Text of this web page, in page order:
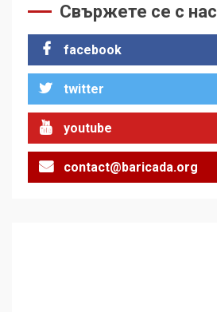
Свържете се с нас
facebook
twitter
youtube
contact@baricada.org